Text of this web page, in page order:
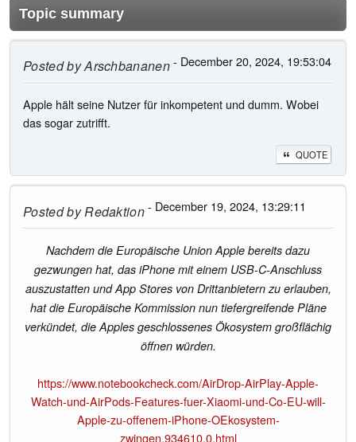
Topic summary
Posted byArschbananen- December 20, 2024, 19:53:04
Apple hält seine Nutzer für inkompetent und dumm. Wobei
das sogar zutrifft.
QUOTE
Posted byRedaktion- December 19, 2024, 13:29:11
Nachdem die Europäische Union Apple bereits dazu
gezwungen hat, das iPhone mit einem USB-C-Anschluss
auszustatten und App Stores von Drittanbietern zu erlauben,
hat die Europäische Kommission nun tiefergreifende Pläne
verkündet, die Apples geschlossenes Ökosystem großflächig
öffnen würden.
https://www.notebookcheck.com/AirDrop-AirPlay-Apple-
Watch-und-AirPods-Features-fuer-Xiaomi-und-Co-EU-will-
Apple-zu-offenem-iPhone-OEkosystem-
zwingen.934610.0.html